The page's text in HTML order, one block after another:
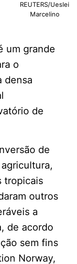
REUTERS/Ueslei
Marcelino
um grande
o
densa
de
de
tropicais
outros
a
de acordo
sem fins
Norway,